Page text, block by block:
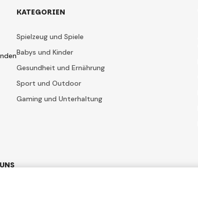
KATEGORIEN
Spielzeug und Spiele
Babys und Kinder
Gesundheit und Ernährung
Sport und Outdoor
Gaming und Unterhaltung